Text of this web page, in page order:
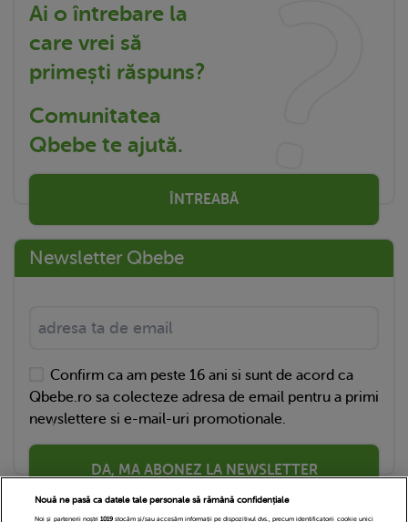
Ai o întrebare la
care vrei să
primești răspuns?
Comunitatea
Qbebe te ajută.
ÎNTREABĂ
Newsletter Qbebe
Confirm ca am peste 16 ani si sunt de acord ca
Qbebe.ro sa colecteze adresa de email pentru a primi
newslettere si e-mail-uri promotionale.
DA, MA ABONEZ LA NEWSLETTER
Nouă ne pasă ca datele tale personale să rămână confidențiale
Noi și partenerii noștri 1019stocăm și/sau accesăm informații pe dispozitivul dvs., precum identificatorii cookie unici